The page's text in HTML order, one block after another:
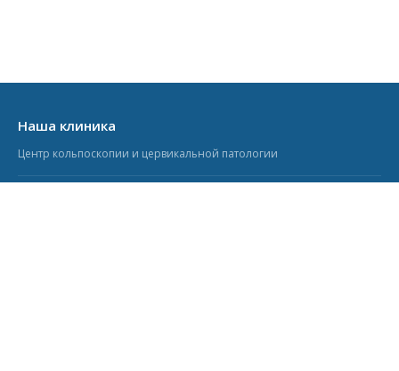
Наша клиника
Центр кольпоскопии и цервикальной патологии